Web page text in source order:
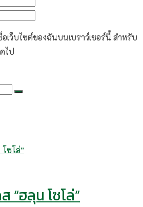
เว็บไซต์ของฉันบนเบราว์เซอร์นี้ สำหรับ
ไป
“ฮลุน โซโล่”